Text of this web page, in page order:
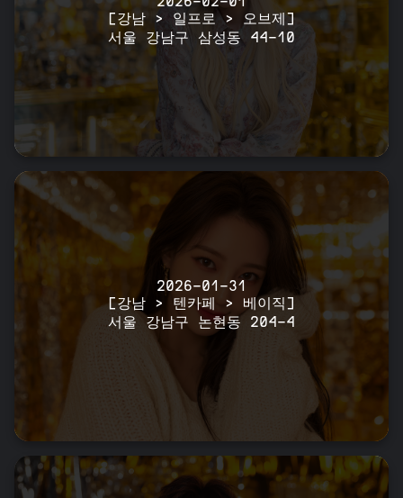
[강남 > 일프로 > 오브제]
서울 강남구 삼성동 44-10
2026-01-31
[강남 > 텐카페 > 베이직]
서울 강남구 논현동 204-4